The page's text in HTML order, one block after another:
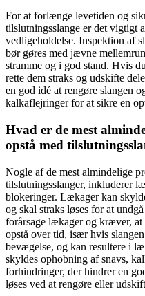
For at forlænge levetiden og
tilslutningsslange er det vigtigt
vedligeholdelse. Inspektion af
bør gøres med jævne
stramme og i god stand. Hvis
rette dem straks og udskifte
en god idé at rengøre slangen
kalkaflejringer for at sikre en
Hvad er de mest
opstå med
Nogle af de mest almindelige
tilslutningsslanger, inkluderer
blokeringer. Lækager kan
og skal straks løses for at
forårsage lækager og kræver, at
opstå over tid, især hvis
bevægelse, og kan resultere i
skyldes ophobning af snavs,
forhindringer, der hindrer en
løses ved at rengøre eller